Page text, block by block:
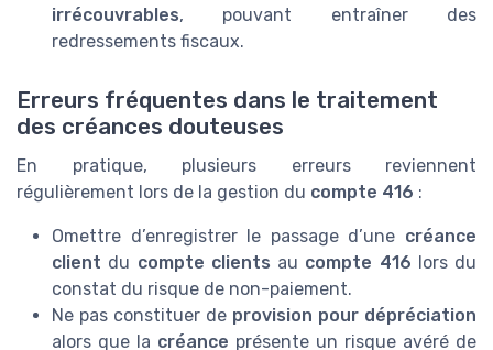
irrécouvrables, pouvant entraîner des
redressements fiscaux.
Erreurs fréquentes dans le traitement
des créances douteuses
En pratique, plusieurs erreurs reviennent
régulièrement lors de la gestion du compte 416 :
Omettre d’enregistrer le passage d’une créance
client du compte clients au compte 416 lors du
constat du risque de non-paiement.
Ne pas constituer de provision pour dépréciation
alors que la créance présente un risque avéré de